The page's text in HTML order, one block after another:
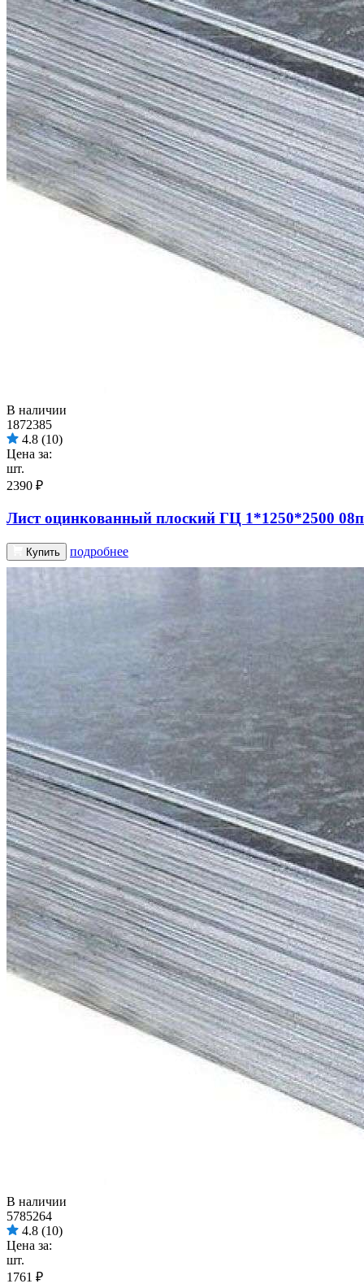
В наличии
Лист оцинкованный плоский ГЦ 1*1250*2500
1872385
4.8 (10)
Цена за:
шт.
2390 ₽
Купить подробнее
В наличии
5785264
4.8 (10)
Цена за:
шт.
1761 ₽